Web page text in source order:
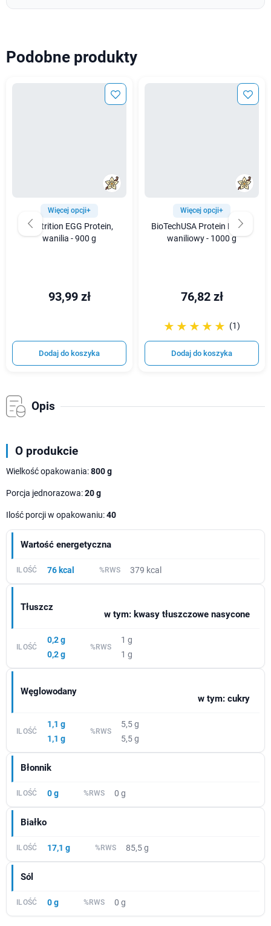
Podobne produkty
Więcej opcji+
7Nutrition EGG Protein,
wanilia - 900 g
93,99 zł
Dodaj do koszyka
Więcej opcji+
BioTechUSA Protein Power,
waniliowy - 1000 g
76,82 zł
☆☆☆☆☆
★★★★★ (1)
Dodaj do koszyka
Opis
O produkcie
Wielkość opakowania:800 g
Porcja jednorazowa:20 g
Ilość porcji w opakowaniu:40
Wartość energetyczna
76 kcal 379 kcal
Tłuszcz
w tym: kwasy tłuszczowe nasycone
0,2 g
0,2 g
1 g
1 g
Węglowodany
w tym: cukry
1,1 g
1,1 g
5,5 g
5,5 g
Błonnik
0 g 0 g
Białko
17,1 g 85,5 g
Sól
0 g 0 g